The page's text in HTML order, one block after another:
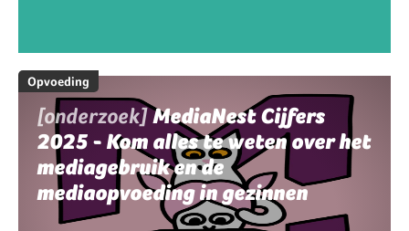
Opvoeding
[onderzoek]MediaNest Cijfers
2025 - Kom alles te weten over het
mediagebruik en de
mediaopvoeding in gezinnen